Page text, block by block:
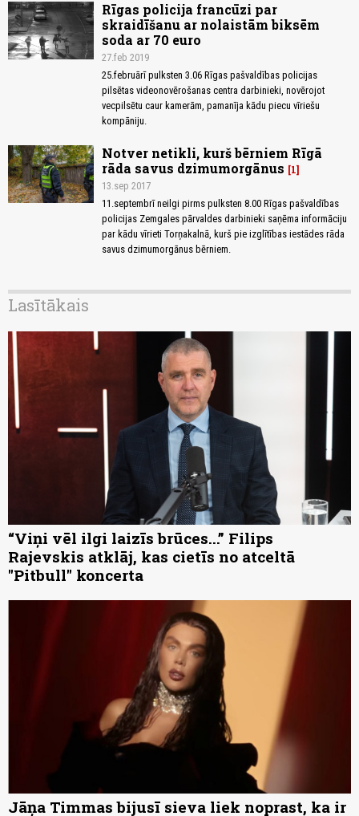
Rīgas policija francūzi par
skraidīšanu ar nolaistām biksēm
soda ar 70 euro
27.feb 2019
25.februārī pulksten 3.06 Rīgas pašvaldības policijas
pilsētas videonovērošanas centra darbinieki, novērojot
vecpilsētu caur kamerām, pamanīja kādu piecu vīriešu
kompāniju.
Notver netikli, kurš bērniem Rīgā
rāda savus dzimumorgānus
1
13.sep 2017
11.septembrī neilgi pirms pulksten 8.00 Rīgas pašvaldības
policijas Zemgales pārvaldes darbinieki saņēma informāciju
par kādu vīrieti Torņakalnā, kurš pie izglītības iestādes rāda
savus dzimumorgānus bērniem.
Lasītākais
“Viņi vēl ilgi laizīs brūces...” Filips
Rajevskis atklāj, kas cietīs no atceltā
"Pitbull" koncerta
Jāņa Timmas bijusī sieva liek noprast, ka ir